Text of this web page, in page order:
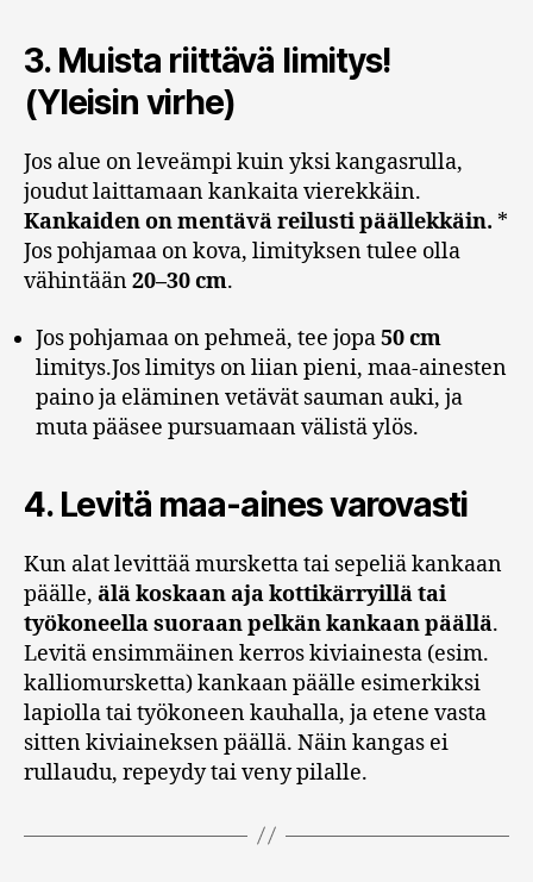
3. Muista riittävä limitys!
(Yleisin virhe)
Jos alue on leveämpi kuin yksi kangasrulla,
joudut laittamaan kankaita vierekkäin.
Kankaiden on mentävä reilusti päällekkäin. *
Jos pohjamaa on kova, limityksen tulee olla
vähintään20–30 cm.
Jos pohjamaa on pehmeä, tee jopa50 cm
limitys.Jos limitys on liian pieni, maa-ainesten
paino ja eläminen vetävät sauman auki, ja
muta pääsee pursuamaan välistä ylös.
4. Levitä maa-aines varovasti
Kun alat levittää mursketta tai sepeliä kankaan
päälle, älä koskaan aja kottikärryillä tai
työkoneella suoraan pelkän kankaan päällä.
Levitä ensimmäinen kerros kiviainesta (esim.
kalliomursketta) kankaan päälle esimerkiksi
lapiolla tai työkoneen kauhalla, ja etene vasta
sitten kiviaineksen päällä. Näin kangas ei
rullaudu, repeydy tai veny pilalle.